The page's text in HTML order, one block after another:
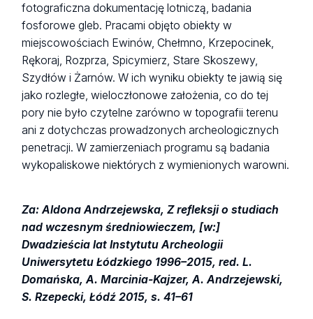
fotograficzna dokumentację lotniczą, badania
fosforowe gleb. Pracami objęto obiekty w
miejscowościach Ewinów, Chełmno, Krzepocinek,
Rękoraj, Rozprza, Spicymierz, Stare Skoszewy,
Szydłów i Żarnów. W ich wyniku obiekty te jawią się
jako rozległe, wieloczłonowe założenia, co do tej
pory nie było czytelne zarówno w topografii terenu
ani z dotychczas prowadzonych archeologicznych
penetracji. W zamierzeniach programu są badania
wykopaliskowe niektórych z wymienionych warowni.
Za: Aldona Andrzejewska, Z refleksji o studiach
nad wczesnym średniowieczem, [w:]
Dwadzieścia lat Instytutu Archeologii
Uniwersytetu Łódzkiego 1996–2015, red. L.
Domańska, A. Marcinia-Kajzer, A. Andrzejewski,
S. Rzepecki, Łódź 2015, s. 41–61